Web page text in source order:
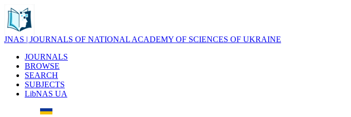
JNAS | JOURNALS OF NATIONAL ACADEMY OF SCIENCES OF UKRAINE
JOURNALS
BROWSE
SEARCH
SUBJECTS
LibNAS UA